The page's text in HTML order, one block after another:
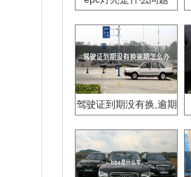
驾驶证到期没有换,逾期